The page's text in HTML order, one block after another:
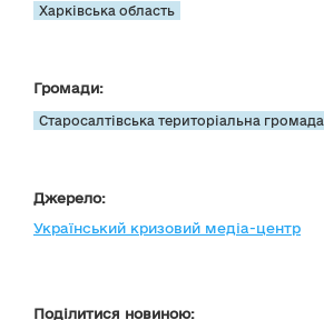
Харківська область
Громади:
Старосалтівська територіальна громада
Джерело:
Український кризовий медіа-центр
Поділитися новиною: